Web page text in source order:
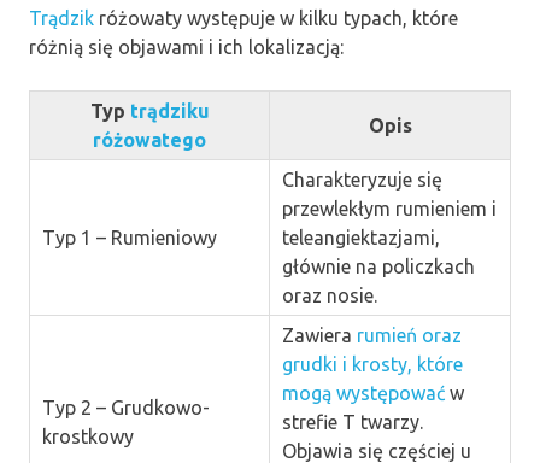
Trądzik różowaty występuje w kilku typach, które
różnią się objawami i ich lokalizacją:
Typ trądziku
różowatego
Opis
Typ 1 – Rumieniowy
Charakteryzuje się
przewlekłym rumieniem i
teleangiektazjami,
głównie na policzkach
oraz nosie.
Typ 2 – Grudkowo-
krostkowy
Zawiera rumień oraz
grudki i krosty, które
mogą występowaćw
strefie T twarzy.
Objawia się częściej u